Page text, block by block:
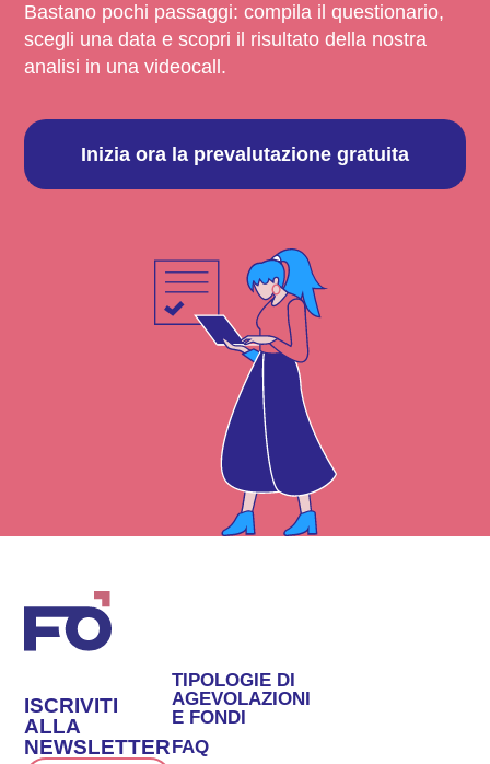
Bastano pochi passaggi: compila il questionario,
scegli una data e scopri il risultato della nostra
analisi in una videocall.
Inizia ora la prevalutazione gratuita
TIPOLOGIE DI
AGEVOLAZIONI
E FONDI
FAQ
ISCRIVITI
ALLA
NEWSLETTER